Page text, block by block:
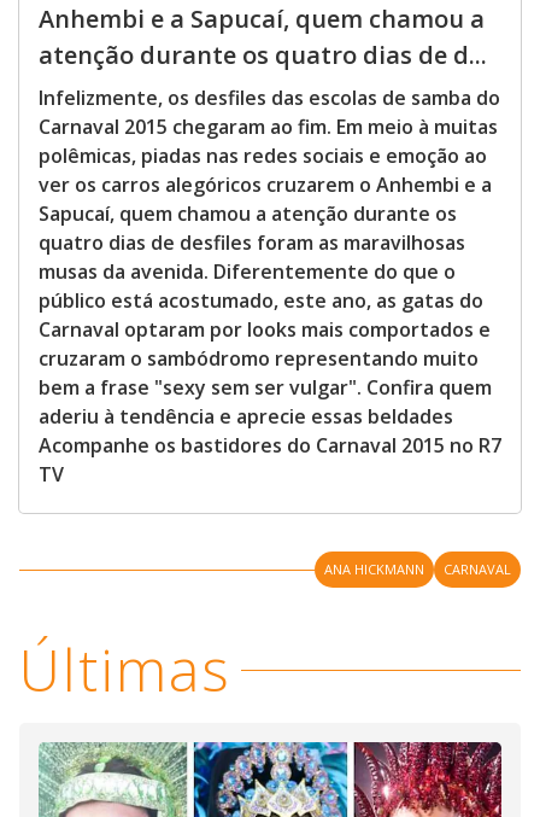
Anhembi e a Sapucaí, quem chamou a
atenção durante os quatro dias de d...
Infelizmente, os desfiles das escolas de samba do
Carnaval 2015 chegaram ao fim. Em meio à muitas
polêmicas, piadas nas redes sociais e emoção ao
ver os carros alegóricos cruzarem o Anhembi e a
Sapucaí, quem chamou a atenção durante os
quatro dias de desfiles foram as maravilhosas
musas da avenida. Diferentemente do que o
público está acostumado, este ano, as gatas do
Carnaval optaram por looks mais comportados e
cruzaram o sambódromo representando muito
bem a frase "sexy sem ser vulgar". Confira quem
aderiu à tendência e aprecie essas beldades
Acompanhe os bastidores do Carnaval 2015 no R7
TV
ANA HICKMANN CARNAVAL
Últimas